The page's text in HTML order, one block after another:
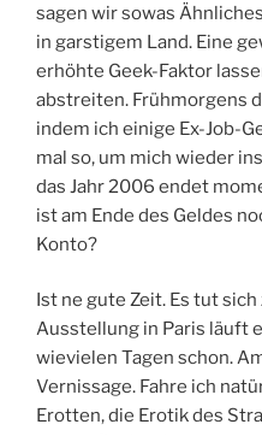
sagen wir sowas
in garstigem Land. Eine
erhöhte Geek-Faktor
abstreiten. Frühmorgens
indem ich einige Ex-Job-
mal so, um mich wieder
das Jahr 2006 endet
ist am Ende des Geldes
Konto?
Ist ne gute Zeit. Es tut
Ausstellung in Paris läuft
wievielen Tagen schon.
Vernissage. Fahre ich
Erotten, die Erotik des